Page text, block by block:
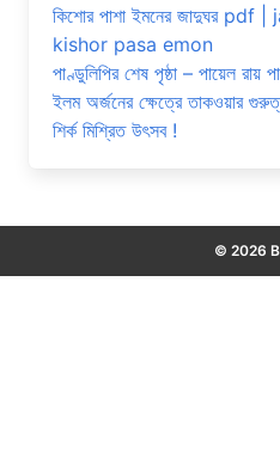
কিশোর পাশা ইমনের জাদুঘর
kishor pasa emon
পাণ্ডুলিপির শেষ পৃষ্ঠা – পায়েল রায়
ইলম অর্জনের ক্ষেত্রে তাকওয়ার
শির্ক মিশ্রিত উৎসব !
© 2026